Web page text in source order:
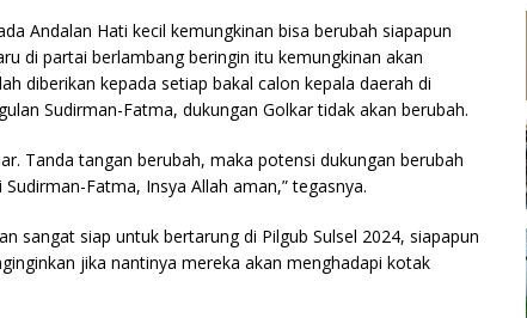
Andalan Hati kecil kemungkinan bisa berubah siapapun
di partai berlambang beringin itu kemungkinan akan
diberikan kepada setiap bakal calon kepala daerah di
Sudirman-Fatma, dukungan Golkar tidak akan berubah.
Tanda tangan berubah, maka potensi dukungan berubah
Fatma, Insya Allah aman,” tegasnya.
sangat siap untuk bertarung di Pilgub Sulsel 2024, siapapun
jika nantinya mereka akan menghadapi kotak